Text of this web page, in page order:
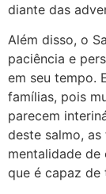
diante das
Além disso, o
paciência e
em seu tempo.
famílias, pois
parecem
deste salmo,
mentalidade de
que é capaz de